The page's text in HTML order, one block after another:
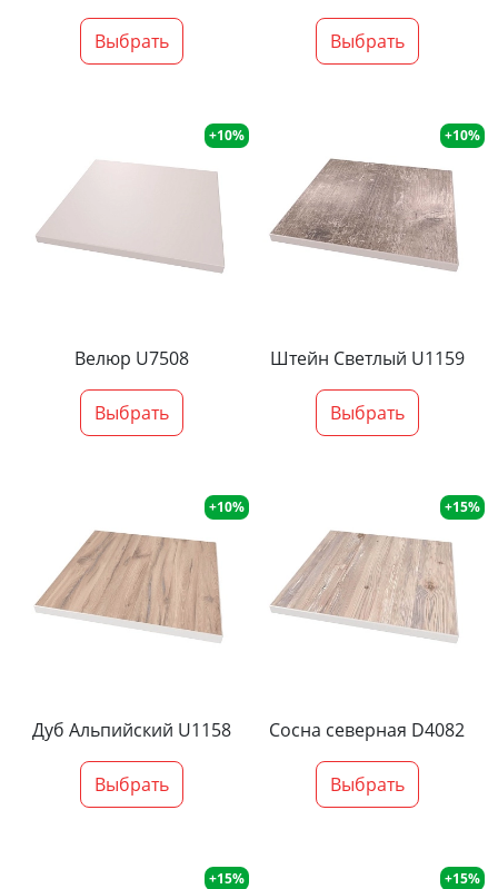
Выбрать Выбрать
+10%
Велюр U7508
Выбрать
+10%
Штейн Светлый U1159
Выбрать
+10%
Дуб Альпийский U1158
Выбрать
+15%
Сосна северная D4082
Выбрать
+15% +15%